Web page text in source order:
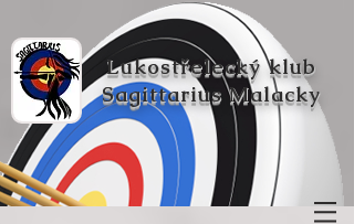
Lukostřelecký klub
Sagittarius Malacky